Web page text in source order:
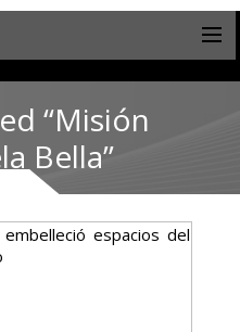
“Misión
Bella”